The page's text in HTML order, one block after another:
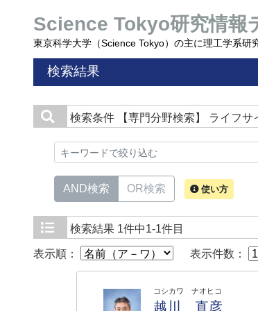
Science Tokyo研究情報
東京科学大学（Science Tokyo）の主に理工学系研
検索結果
検索条件 【専門分野検索】 ライフ
AND検索 OR検索 使い方
検索結果 1件中1-1件目
表示順： 表示件数：
コシカワ ナオヒコ
越川 直彦